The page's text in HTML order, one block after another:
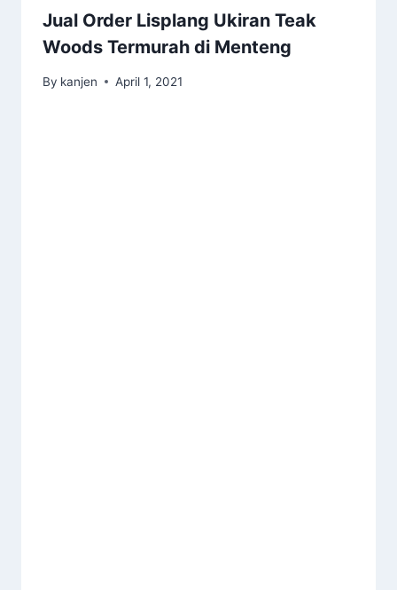
Jual Order Lisplang Ukiran Teak
Woods Termurah di Menteng
By kanjen April 1, 2021